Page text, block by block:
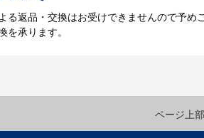
る返品・交換はお受けできませんので予
を承ります。
ページ上